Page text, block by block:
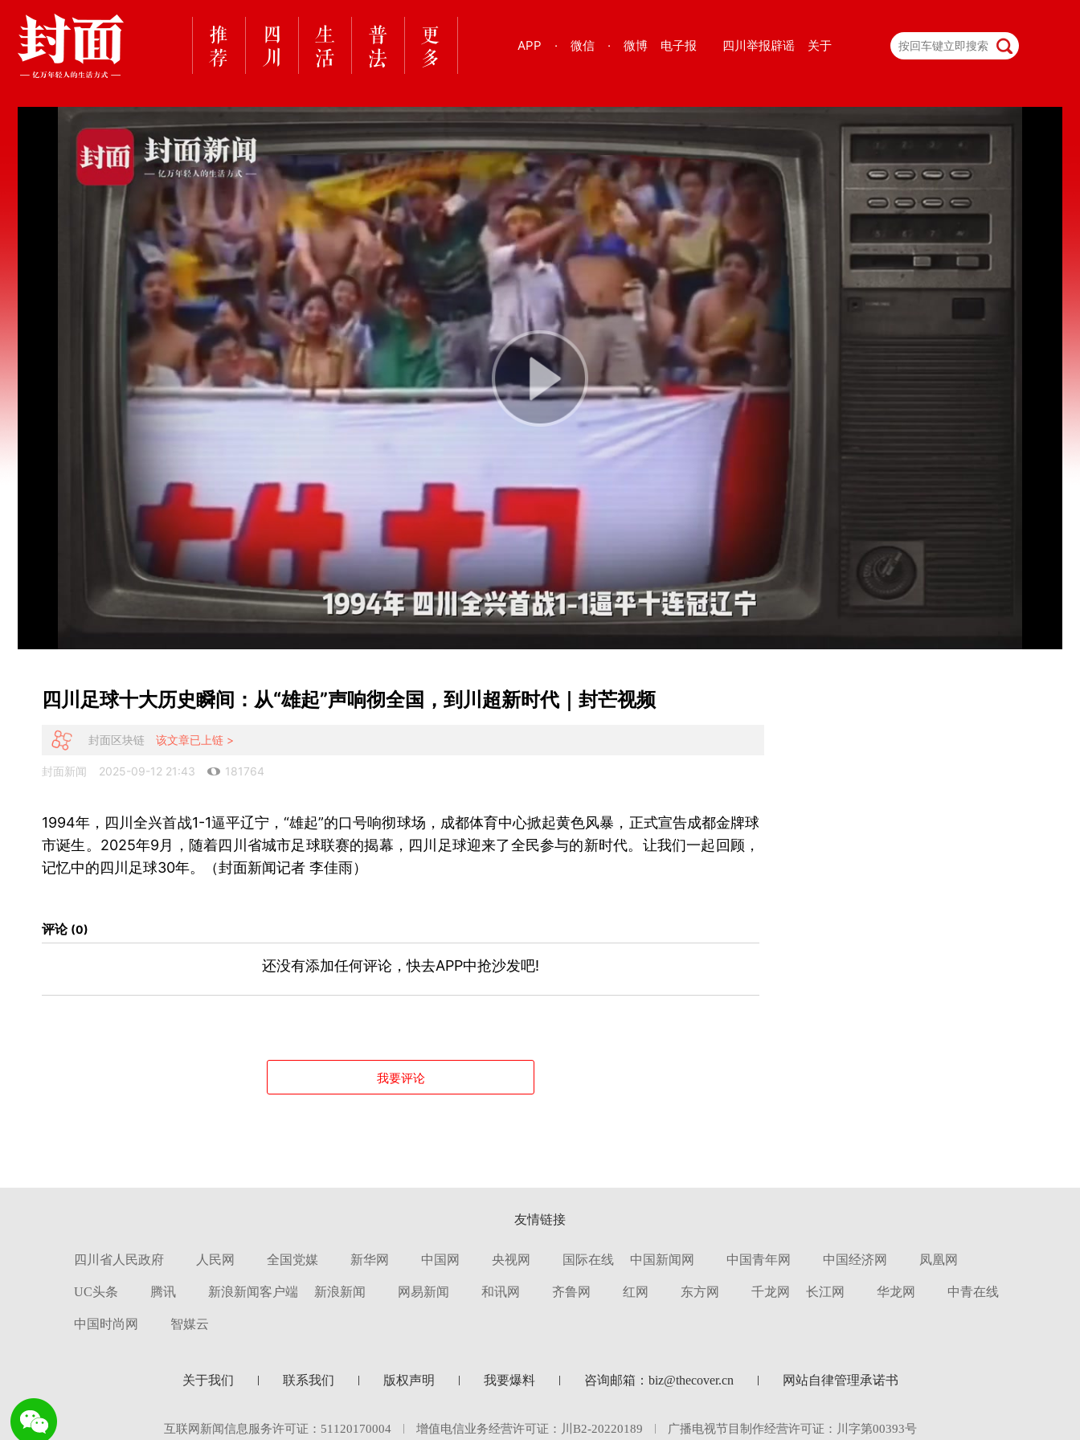
APP · 微信 · 微博 电子报 四川举报辟谣 关于
Play
Video
四川足球十大历史瞬间：从“雄起”声响彻全国，到川超新时代｜封芒视频
封面区块链 该文章已上链 >
封面新闻 2025-09-12 21:43 181764
1994年，四川全兴首战1-1逼平辽宁，“雄起”的口号响彻球场，成都体育中心掀起黄色风暴，正式宣告成都金牌球
市诞生。2025年9月，随着四川省城市足球联赛的揭幕，四川足球迎来了全民参与的新时代。让我们一起回顾，
记忆中的四川足球30年。（封面新闻记者 李佳雨）
评论 0
还没有添加任何评论，快去APP中抢沙发吧!
我要评论
友情链接
四川省人民政府 人民网 全国党媒 新华网 中国网 央视网 国际在线 中国新闻网 中国青年网 中国经济网 凤凰网
UC头条 腾讯 新浪新闻客户端 新浪新闻 网易新闻 和讯网 齐鲁网 红网 东方网 千龙网 长江网 华龙网 中青在线
中国时尚网 智媒云
关于我们 联系我们 版权声明 我要爆料 咨询邮箱：biz@thecover.cn 网站自律管理承诺书
互联网新闻信息服务许可证：51120170004 增值电信业务经营许可证：川B2-20220189 广播电视节目制作经营许可证：川字第00393号